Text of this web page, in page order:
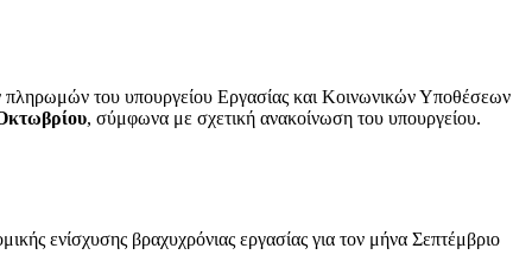
του υπουργείου Εργασίας και Κοινωνικών Υποθέσεων
, σύμφωνα με σχετική ανακοίνωση του υπουργείου.
ενίσχυσης βραχυχρόνιας εργασίας για τον μήνα Σεπτέμβριο